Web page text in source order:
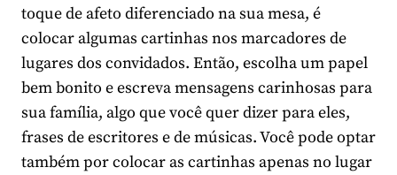
toque de afeto diferenciado na sua mesa, é
colocar algumas cartinhas nos marcadores de
lugares dos convidados. Então, escolha um papel
bem bonito e escreva mensagens carinhosas para
sua família, algo que você quer dizer para eles,
frases de escritores e de músicas. Você pode optar
também por colocar as cartinhas apenas no lugar